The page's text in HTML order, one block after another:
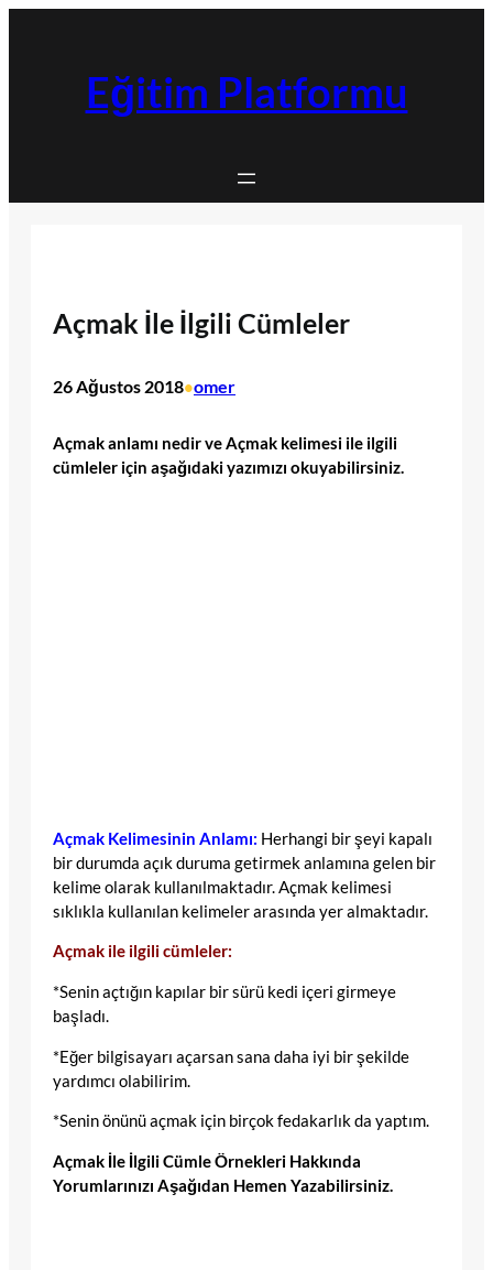
Eğitim Platformu
Açmak İle İlgili Cümleler
26 Ağustos 2018•omer
Açmak anlamı nedir ve Açmak kelimesi ile ilgili
cümleler için aşağıdaki yazımızı okuyabilirsiniz.
Açmak Kelimesinin Anlamı: Herhangi bir şeyi kapalı
bir durumda açık duruma getirmek anlamına gelen bir
kelime olarak kullanılmaktadır. Açmak kelimesi
sıklıkla kullanılan kelimeler arasında yer almaktadır.
Açmak ile ilgili cümleler:
*Senin açtığın kapılar bir sürü kedi içeri girmeye
başladı.
*Eğer bilgisayarı açarsan sana daha iyi bir şekilde
yardımcı olabilirim.
*Senin önünü açmak için birçok fedakarlık da yaptım.
Açmak İle İlgili Cümle Örnekleri Hakkında
Yorumlarınızı Aşağıdan Hemen Yazabilirsiniz.